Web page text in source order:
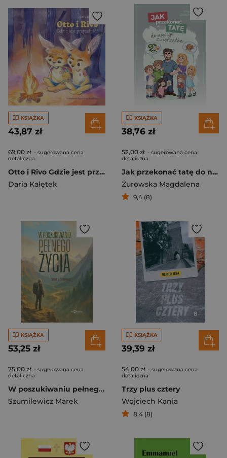
KSIĄŻKA
43,87 zł
69,00 zł - sugerowana cena
detaliczna
Otto i Rivo Gdzie jest przyszłość
Daria Kałętek
KSIĄŻKA
38,76 zł
52,00 zł - sugerowana cena
detaliczna
Jak przekonać tatę do nowego zwierzątka
Żurowska Magdalena
9,4 (8)
KSIĄŻKA
53,25 zł
75,00 zł - sugerowana cena
detaliczna
W poszukiwaniu pełnego życia
Szumilewicz Marek
KSIĄŻKA
39,39 zł
54,00 zł - sugerowana cena
detaliczna
Trzy plus cztery
Wojciech Kania
8,4 (8)